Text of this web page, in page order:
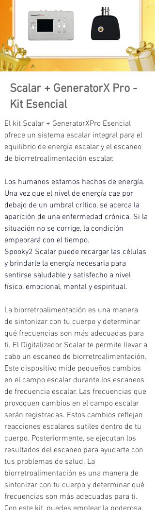
Scalar + GeneratorX Pro -
Kit Esencial
El kit Scalar + GeneratorXPro Esencial
ofrece un sistema escalar integral para el
equilibrio de energía escalar y el escaneo
de biorretroalimentación escalar.
Los humanos estamos hechos de energía.
Una vez que el nivel de energía cae por
debajo de un umbral crítico, se acerca la
aparición de una enfermedad crónica. Si la
situación no se corrige, la condición
empeorará con el tiempo.
Spooky2 Scalar puede recargar las células
y brindarle la energía necesaria para
sentirse saludable y satisfecho a nivel
físico, emocional, mental y espiritual.
La biorretroalimentación es una manera
de sintonizar con tu cuerpo y determinar
qué frecuencias son más adecuadas para
ti. El Digitalizador Scalar te permite llevar a
cabo un escaneo de biorretroalimentación.
Este dispositivo mide pequeños cambios
en el campo escalar durante los escaneos
de frecuencia escalar. Las frecuencias que
provoquen cambios en el campo escalar
serán registradas. Estos cambios reflejan
reacciones escalares sutiles dentro de tu
cuerpo. Posteriormente, se ejecutan los
resultados del escaneo para ayudarte con
tus problemas de salud. La
biorretroalimentación es una manera de
sintonizar con tu cuerpo y determinar qué
frecuencias son más adecuadas para ti.